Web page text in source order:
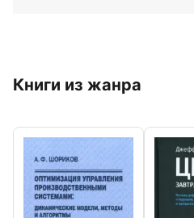
Книги из жанра